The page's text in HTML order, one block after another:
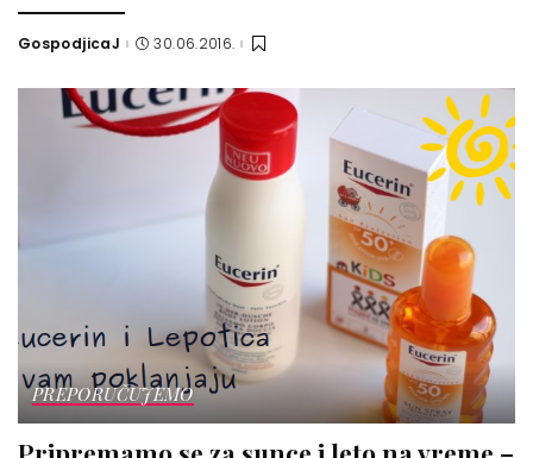
Posted
GospodjicaJ 30.06.2016.
PREPORUČUJEMO